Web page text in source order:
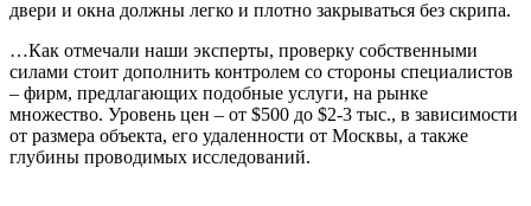
двери и окна должны легко и плотно закрываться без скрипа.
…Как отмечали наши эксперты, проверку собственными
силами стоит дополнить контролем со стороны специалистов
– фирм, предлагающих подобные услуги, на рынке
множество. Уровень цен – от $500 до $2-3 тыс., в зависимости
от размера объекта, его удаленности от Москвы, а также
глубины проводимых исследований.